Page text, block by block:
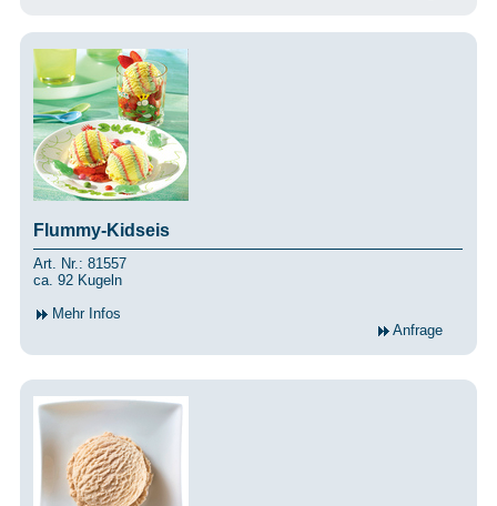
Flummy-Kidseis
Art. Nr.: 81557
ca. 92 Kugeln
Mehr Infos
Anfrage